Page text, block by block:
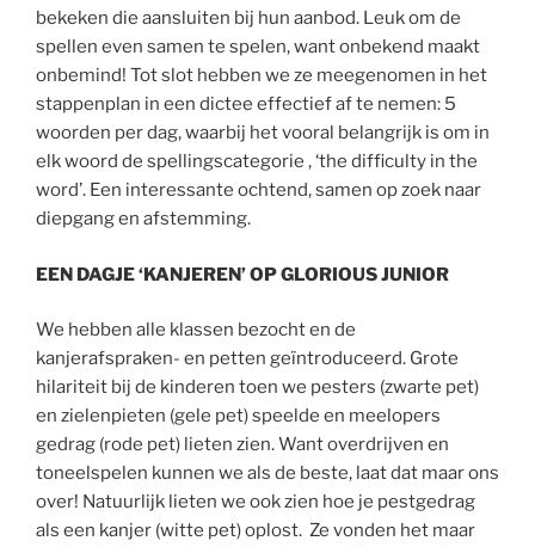
bekeken die aansluiten bij hun aanbod. Leuk om de
spellen even samen te spelen, want onbekend maakt
onbemind! Tot slot hebben we ze meegenomen in het
stappenplan in een dictee effectief af te nemen: 5
woorden per dag, waarbij het vooral belangrijk is om in
elk woord de spellingscategorie , ‘the difficulty in the
word’. Een interessante ochtend, samen op zoek naar
diepgang en afstemming.
EEN DAGJE ‘KANJEREN’ OP GLORIOUS JUNIOR
We hebben alle klassen bezocht en de
kanjerafspraken- en petten geïntroduceerd. Grote
hilariteit bij de kinderen toen we pesters (zwarte pet)
en zielenpieten (gele pet) speelde en meelopers
gedrag (rode pet) lieten zien. Want overdrijven en
toneelspelen kunnen we als de beste, laat dat maar ons
over! Natuurlijk lieten we ook zien hoe je pestgedrag
als een kanjer (witte pet) oplost. Ze vonden het maar